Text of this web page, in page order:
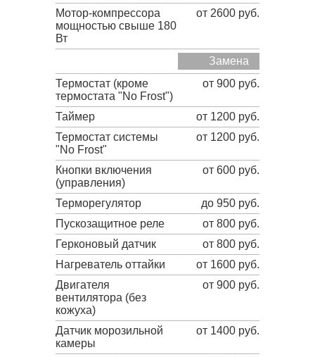
Мотор-компрессора
мощностью свыше 180
Вт
от 2600 руб.
Замена
Термостат (кроме
термостата "No Frost")
от 900 руб.
Таймер
от 1200 руб.
Термостат системы
"No Frost"
от 1200 руб.
Кнопки включения
(управления)
от 600 руб.
Терморегулятор
до 950 руб.
Пускозащитное реле
от 800 руб.
Герконовый датчик
от 800 руб.
Нагреватель оттайки
от 1600 руб.
Двигателя
вентилятора (без
кожуха)
от 900 руб.
Датчик морозильной
камеры
от 1400 руб.